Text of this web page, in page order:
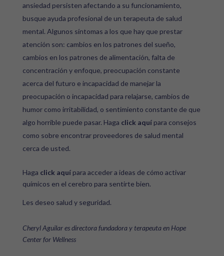
ansiedad persisten afectando a su funcionamiento,
busque ayuda profesional de un terapeuta de salud
mental. Algunos síntomas a los que hay que prestar
atención son: cambios en los patrones del sueño,
cambios en los patrones de alimentación, falta de
concentración y enfoque, preocupación constante
acerca del futuro e incapacidad de manejar la
preocupación o incapacidad para relajarse, cambios de
humor como irritabilidad, o sentimiento constante de que
algo horrible puede pasar. Haga click aquí para consejos
como sobre encontrar proveedores de salud mental
cerca de usted.
Haga click aquí para acceder a ideas de cómo activar
químicos en el cerebro para sentirte bien.
Les deseo salud y seguridad.
Cheryl Aguilar es directora fundadora y terapeuta en Hope
Center for Wellness